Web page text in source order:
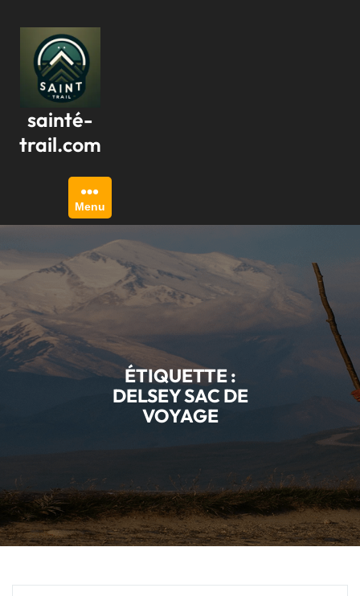
contenu
sainté-
trail.com
Menu
ÉTIQUETTE :
DELSEY SAC DE
VOYAGE